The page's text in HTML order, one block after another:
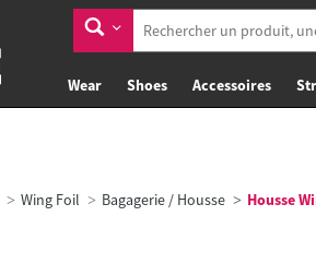
Wear Shoes Accessoires
Wing Foil Bagagerie / Housse Housse